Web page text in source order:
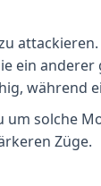
ein
während
solche
Züge.